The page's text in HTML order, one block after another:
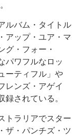
ルバム・タイトル
アップ・ユア・マ
グ・フォー・
パワフルなロッ
ーティフル」や
レンズ・アゲイ
録されている。
トラリアでスター
ザ・パンチズ・ツ